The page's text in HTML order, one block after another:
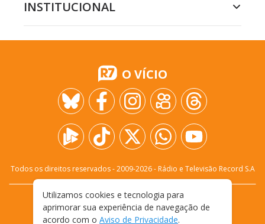
INSTITUCIONAL
O VÍCIO
Todos os direitos reservados - 2009-2026- Rádio e Televisão Record S.A
FALE CONOSCO
PRIVACIDADE
TERMOS E CONDIÇÕES DE USO
Utilizamos cookies e tecnologia para
aprimorar sua experiência de navegação de
acordo com o Aviso de Privacidade.